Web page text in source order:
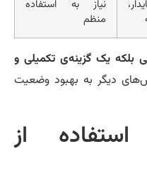
نیاز به استفاده
منظم
یک گزینه‌ی تکمیلی و
دیگر به بهبود وضعیت
از